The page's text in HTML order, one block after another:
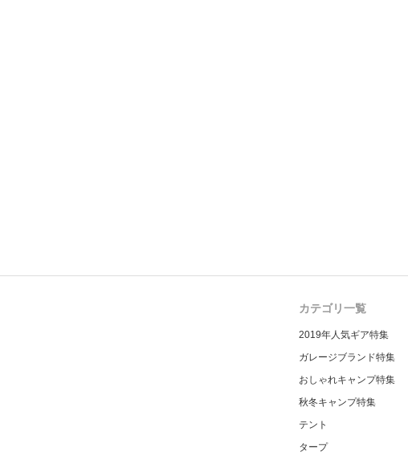
カテゴリ一覧
2019年人気ギア特集
ガレージブランド特集
おしゃれキャンプ特集
秋冬キャンプ特集
テント
タープ